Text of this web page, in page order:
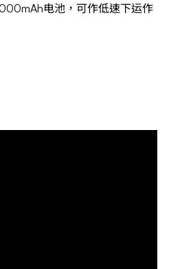
电池，可作低速下运作